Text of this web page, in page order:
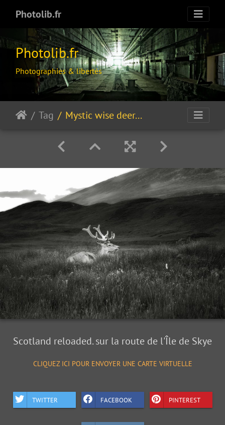
Photolib.fr
Photolib.fr
Photographies & libertés
Tag Mystic wise deer...
Scotland reloaded. sur la route de l'Île de Skye
CLIQUEZ ICI POUR ENVOYER UNE CARTE VIRTUELLE
TWITTER FACEBOOK PINTEREST